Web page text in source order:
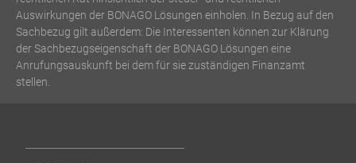
Auswirkungen der BONAGO Lösungen einholen. In Bezug auf den
Sachbezug gilt außerdem: Die Interessenten können zur Klärung
der Sachbezugseigenschaft der BONAGO Lösungen eine
Anrufungsauskunft bei dem für sie zuständigen Finanzamt
stellen.